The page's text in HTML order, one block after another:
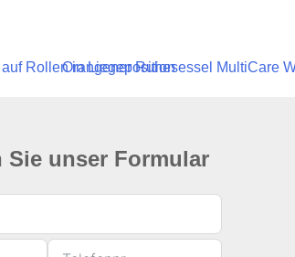
Sie unser Formular